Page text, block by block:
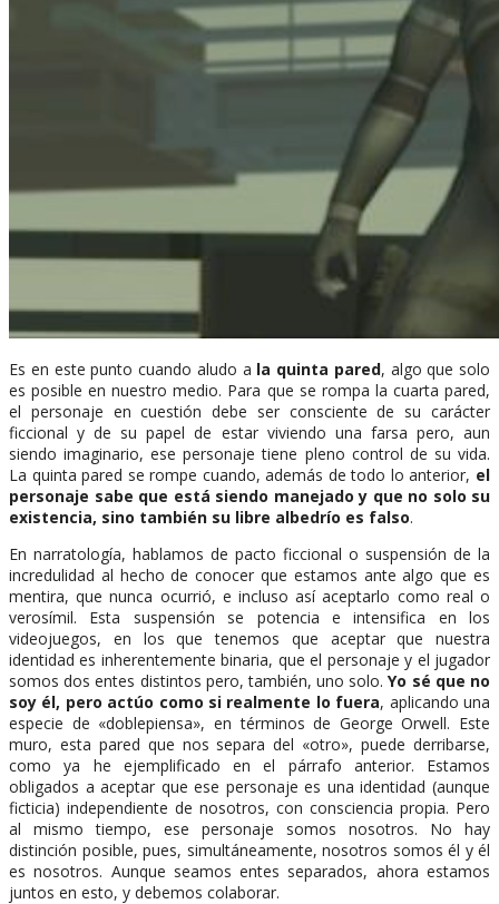
Es en este punto cuando aludo a la quinta pared, algo que solo
es posible en nuestro medio. Para que se rompa la cuarta pared,
el personaje en cuestión debe ser consciente de su carácter
ficcional y de su papel de estar viviendo una farsa pero, aun
siendo imaginario, ese personaje tiene pleno control de su vida.
La quinta pared se rompe cuando, además de todo lo anterior, el
personaje sabe que está siendo manejado y que no solo su
existencia, sino también su libre albedrío es falso.
En narratología, hablamos de pacto ficcional o suspensión de la
incredulidad al hecho de conocer que estamos ante algo que es
mentira, que nunca ocurrió, e incluso así aceptarlo como real o
verosímil. Esta suspensión se potencia e intensifica en los
videojuegos, en los que tenemos que aceptar que nuestra
identidad es inherentemente binaria, que el personaje y el jugador
somos dos entes distintos pero, también, uno solo.Yo sé que no
soy él, pero actúo como si realmente lo fuera, aplicando una
especie de «doblepiensa», en términos de George Orwell. Este
muro, esta pared que nos separa del «otro», puede derribarse,
como ya he ejemplificado en el párrafo anterior. Estamos
obligados a aceptar que ese personaje es una identidad (aunque
ficticia) independiente de nosotros, con consciencia propia. Pero
al mismo tiempo, ese personaje somos nosotros. No hay
distinción posible, pues, simultáneamente, nosotros somos él y él
es nosotros. Aunque seamos entes separados, ahora estamos
juntos en esto, y debemos colaborar.